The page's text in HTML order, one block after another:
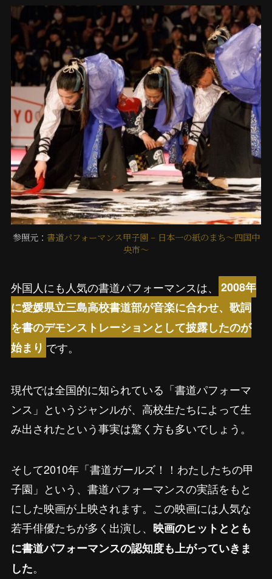
参照元： 書道パフォーマンス甲子園 – 日本一の紙のまち～四国中
央市～
外国人にも人気の書道パフォーマンスは、
2008年
に愛媛県立三島高校書道部が音楽に合わせ、歌詞
を書のデモンストレーションとして披露したのが
始まり です。
現代では全国的に知られている「書道パフォーマ
ンス」というジャンルが、高校生たちによって生
み出されたという事実は驚く方も多いでしょう。
そして2010年「書道ガールズ！！わたしたちの甲
子園」という、書道パフォーマンスの実話をもと
にした映画が上映されます。この映画には人気な
若手俳優たちが多く出演し、 映画のヒットととも
に書道パフォーマンスの認知度も上がっていきま
した。